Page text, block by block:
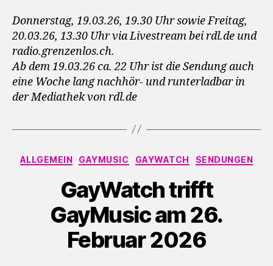
Donnerstag, 19.03.26, 19.30 Uhr sowie Freitag,
20.03.26, 13.30 Uhr via Livestream bei rdl.de und
radio.grenzenlos.ch.
Ab dem 19.03.26 ca. 22 Uhr ist die Sendung auch
eine Woche lang nachhör- und runterladbar in
der Mediathek von rdl.de
Kategorien
ALLGEMEIN GAYMUSIC GAYWATCH SENDUNGEN
GayWatch trifft
GayMusic am 26.
Februar 2026